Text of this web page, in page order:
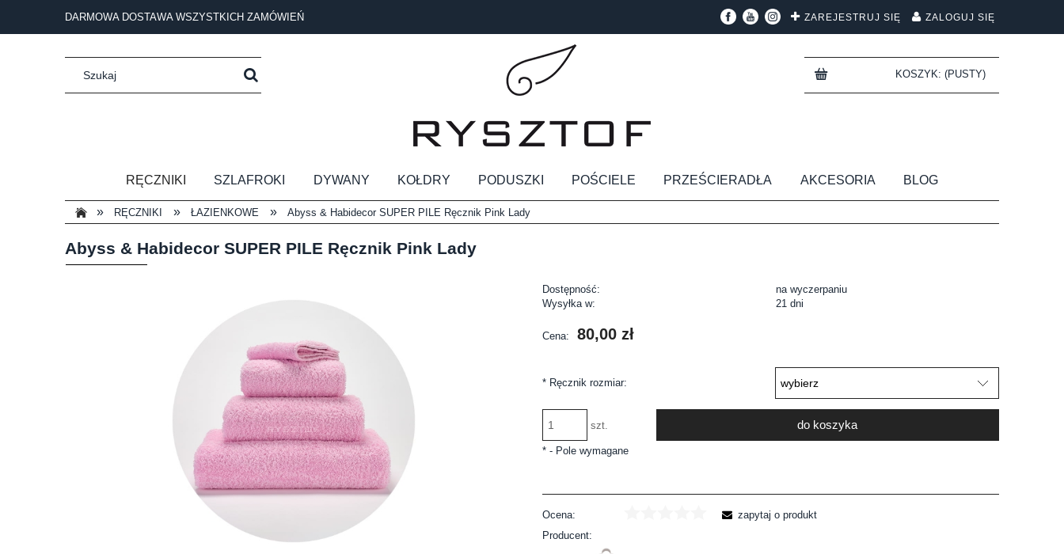
ZAREJESTRUJ SIĘ ZALOGUJ SIĘ
DARMOWA DOSTAWA WSZYSTKICH ZAMÓWIEŃ
KOSZYK: (PUSTY)
RĘCZNIKI SZLAFROKI DYWANY KOŁDRY PODUSZKI POŚCIELE PRZEŚCIERADŁA AKCESORIA BLOG
» RĘCZNIKI » ŁAZIENKOWE » Abyss & Habidecor SUPER PILE Ręcznik Pink Lady
Abyss & Habidecor SUPER PILE Ręcznik Pink Lady
Dostępność:
na wyczerpaniu
Wysyłka w:
21 dni
Cena: 80,00 zł
*Ręcznik rozmiar:
szt. do koszyka
*- Pole wymagane
Ocena:
Producent:
zapytaj o produkt